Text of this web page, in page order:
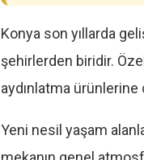
Konya son yıllarda
şehirlerden biridir.
aydınlatma ürünlerine
Yeni nesil yaşam